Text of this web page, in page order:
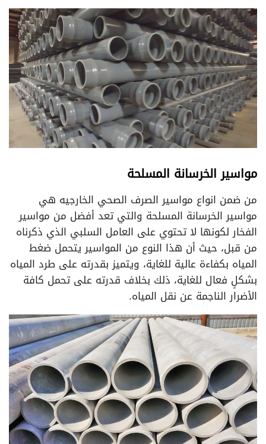
مواسير الخرسانة المسلحة
من ضمن انواع مواسير الصرف الصحي الخارجيه هي
مواسير الخرسانة المسلحة والتي تعد أفضل من مواسير
الفخار لكونها لا تحتوي على العامل السلبي الذي ذكرناه
من قبل، حيث أن هذا النوع من المواسير يتحمل ضغط
المياه بكفاءة عالية للغاية، ويتميز بقدرته على طرد المياه
بشكلٍ فعال للغاية، ذلك بخلاف قدرته على تحمل كافة
الأضرار الناجمة عن نقل المياه.